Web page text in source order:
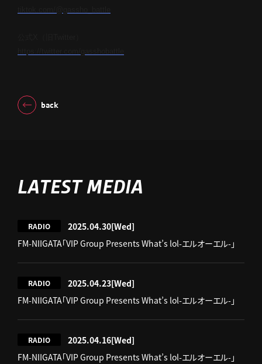
back
LATEST MEDIA
RADIO 2025.04.30[Wed]
FM-NIIGATA「VIP Group Presents What’s lol-エルオーエル-」
RADIO 2025.04.23[Wed]
FM-NIIGATA「VIP Group Presents What’s lol-エルオーエル-」
RADIO 2025.04.16[Wed]
FM-NIIGATA「VIP Group Presents What’s lol-エルオーエル-」